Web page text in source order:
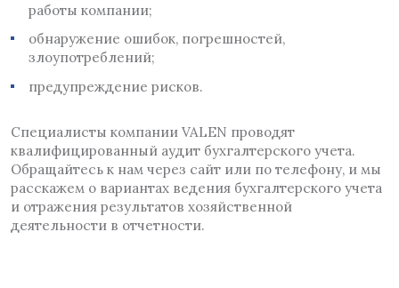
работы компании;
обнаружение ошибок, погрешностей,
злоупотреблений;
предупреждение рисков.
Специалисты компании VALEN проводят
квалифицированный аудит бухгалтерского учета.
Обращайтесь к нам через сайт или по телефону, и мы
расскажем о вариантах ведения бухгалтерского учета
и отражения результатов хозяйственной
деятельности в отчетности.